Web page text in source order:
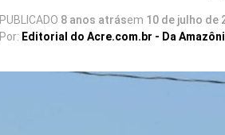
PUBLICADO 8 anos atrásem 10 de julho de
Por: Editorial do Acre.com.br - Da